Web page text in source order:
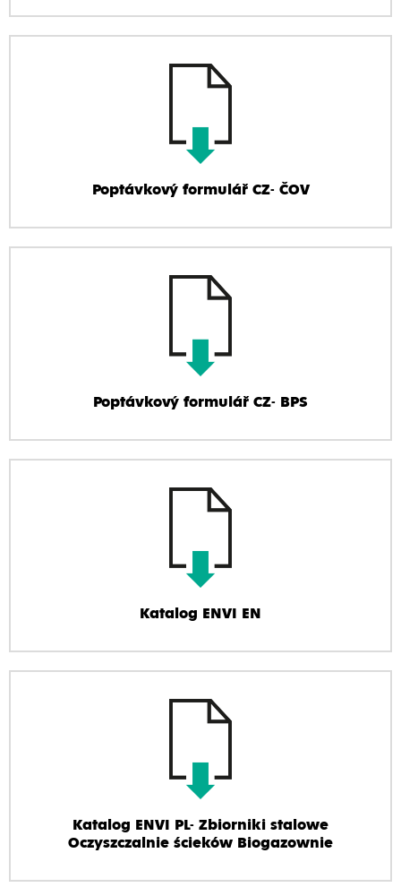
Poptávkový formulář CZ- ČOV
Poptávkový formulář CZ- BPS
Katalog ENVI EN
Katalog ENVI PL- Zbiorniki stalowe
Oczyszczalnie ścieków Biogazownie